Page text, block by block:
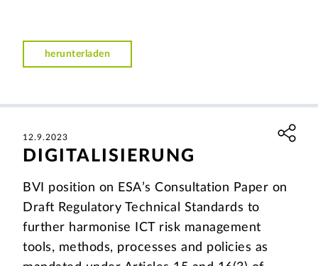
herunterladen
12.9.2023
DIGITALISIERUNG
BVI position on ESA’s Consultation Paper on
Draft Regulatory Technical Standards to
further harmonise ICT risk management
tools, methods, processes and policies as